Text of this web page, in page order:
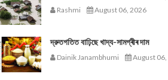
Rashmi August 06, 2026
দ্রুতগতিত বাঢ়িছে খাদ্য-সামগ্ৰীৰ দাম
Dainik Janambhumi August